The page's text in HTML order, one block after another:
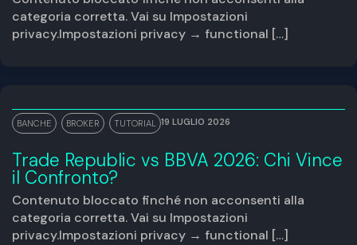
categoria corretta. Vai su Impostazioni
privacy.Impostazioni privacy → functional […]
BANCHE BROKER TUTORIAL 19 LUGLIO 2026
Trade Republic vs BBVA 2026: Chi Vince
il Confronto?
Contenuto bloccato finché non acconsenti alla
categoria corretta. Vai su Impostazioni
privacy.Impostazioni privacy → functional […]